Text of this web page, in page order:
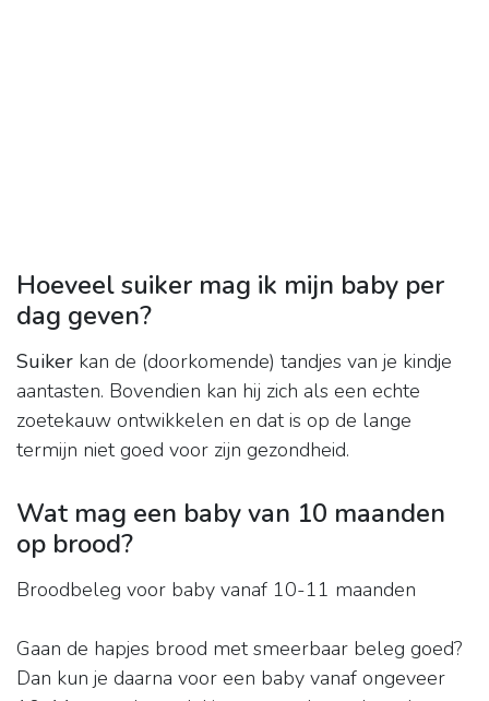
Hoeveel suiker mag ik mijn baby per
dag geven?
Suiker kan de (doorkomende) tandjes van je kindje
aantasten. Bovendien kan hij zich als een echte
zoetekauw ontwikkelen en dat is op de lange
termijn niet goed voor zijn gezondheid.
Wat mag een baby van 10 maanden
op brood?
Broodbeleg voor baby vanaf 10-11 maanden
Gaan de hapjes brood met smeerbaar beleg goed?
Dan kun je daarna voor een baby vanaf ongeveer